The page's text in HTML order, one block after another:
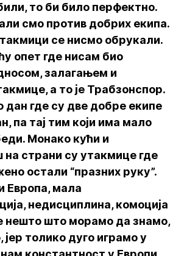
то би било перфектно.
смо против добрих екипа.
се нисмо обрукали.
опет где нисам био
залагањем и
а то је Трабзонспор.
дан где су две добре екипе
па тај тим који има мало
Монако кући и
страни су утакмице где
остали “празних руку”.
Европа, мала
недисциплина, комоција
нешто што морамо да знамо,
јер толико дуго играмо у